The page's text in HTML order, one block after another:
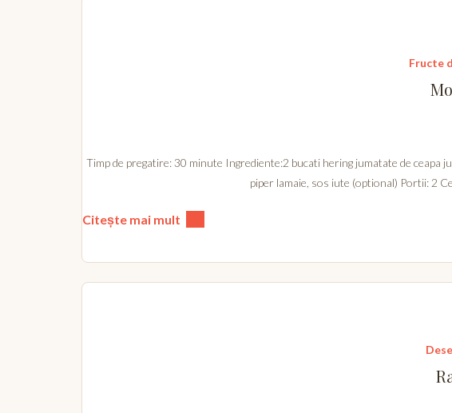
Fructe
Timp de pregatire: 30 minute Ingrediente:2 bucati hering jumatate de ceapa
piper lamaie, sos iute (optional) Portii: 2
Citește mai mult